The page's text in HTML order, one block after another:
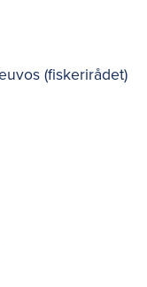
(fiskerirådet)